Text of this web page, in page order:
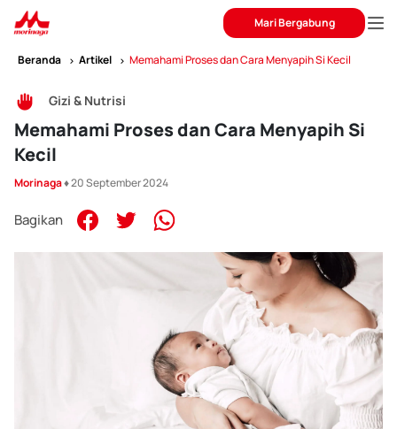
Mari Bergabung
Beranda Artikel Memahami Proses dan Cara Menyapih Si Kecil
Gizi & Nutrisi
Memahami Proses dan Cara Menyapih Si
Kecil
Morinaga♦ 20 September 2024
Bagikan